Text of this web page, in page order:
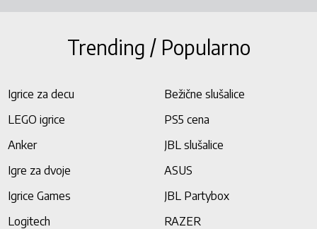
Trending / Popularno
Igrice za decu
Bežične slušalice
LEGO igrice
PS5 cena
Anker
JBL slušalice
Igre za dvoje
ASUS
Igrice Games
JBL Partybox
Logitech
RAZER